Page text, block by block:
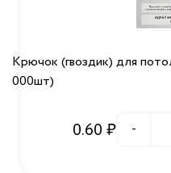
Крючок (гвоздик) для
000шт)
0.60 ₽ -